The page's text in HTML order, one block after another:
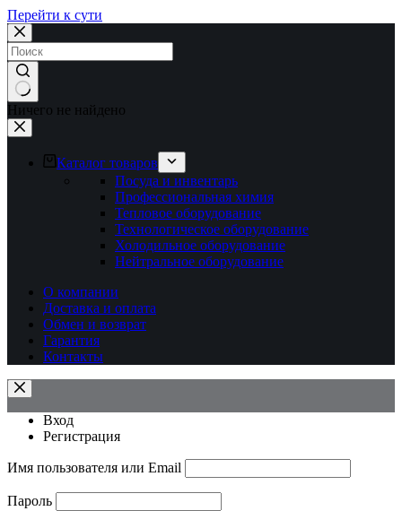
Перейти к сути
Ничего не найдено
Каталог товаров
Посуда и инвентарь
Профессиональная химия
Тепловое оборудование
Технологическое оборудование
Холодильное оборудование
Нейтральное оборудование
О компании
Доставка и оплата
Обмен и возврат
Гарантия
Контакты
Вход
Регистрация
Имя пользователя или Email
Пароль